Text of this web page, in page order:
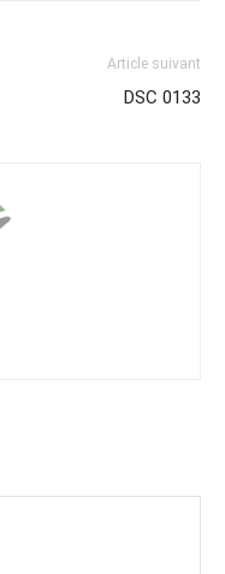
Article suivant
DSC 0133